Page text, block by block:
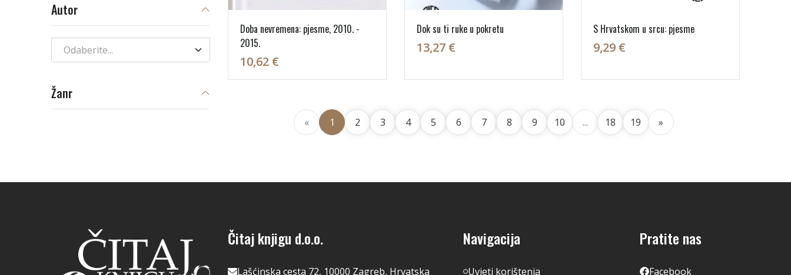
Doba nevremena: pjesme, 2010. -
2015.
10,62 €
Dok su ti ruke u pokretu
13,27 €
S Hrvatskom u srcu: pjesme
9,29 €
« 1 2 3 4 5 6 7 8 9 10 ... 18 19 »
Autor
Odaberite...
Žanr
Čitaj knjigu d.o.o.
Lašćinska cesta 72, 10000 Zagreb, Hrvatska
Navigacija
Uvjeti korištenja
Pratite nas
Facebook